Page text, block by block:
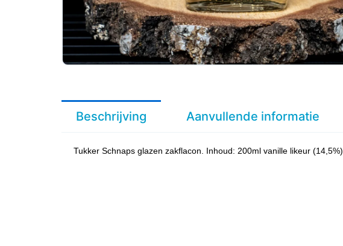
Beschrijving Aanvullende informatie
Tukker Schnaps glazen zakflacon. Inhoud: 200ml vanille likeur (14,5%)